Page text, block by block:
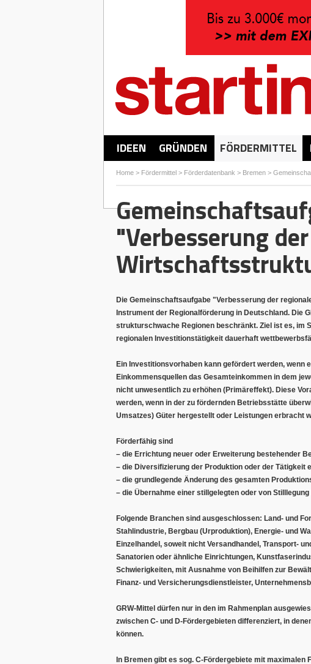
IDEEN GRÜNDEN FÖRDERMITTEL
Home> Fördermittel> Förderdatenbank > Bremen>
"Verbesserung
Die Gemeinschaftsaufgabe "Verbesserung der
Instrument der Regionalförderung in Deutschland. Die
strukturschwache Regionen beschränkt. Ziel ist es, im
regionalen Investitionstätigkeit dauerhaft
Ein Investitionsvorhaben kann gefördert werden, wenn
Einkommensquellen das Gesamteinkommen in dem
nicht unwesentlich zu erhöhen (Primäreffekt). Diese
werden, wenn in der zu fördernden Betriebsstätte
Umsatzes) Güter hergestellt oder Leistungen erbracht
Förderfähig sind
– die Errichtung neuer oder Erweiterung bestehender
– die Diversifizierung der Produktion oder der Tätigkeit
– die grundlegende Änderung des gesamten
– die Übernahme einer stillgelegten oder von
Folgende Branchen sind ausgeschlossen: Land- und
Stahlindustrie, Bergbau (Urproduktion), Energie- und
Einzelhandel, soweit nicht Versandhandel, Transport-
Sanatorien oder ähnliche Einrichtungen,
Schwierigkeiten, mit Ausnahme von Beihilfen zur
Finanz- und Versicherungsdienstleister,
GRW-Mittel dürfen nur in den im Rahmenplan
zwischen C- und D-Fördergebieten differenziert, in
können.
In Bremen gibt es sog. C-Fördergebiete mit